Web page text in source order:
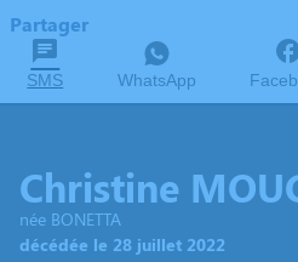
Partager
SMS WhatsApp
Christine
née BONETTA
décédée le 28 juillet 2022